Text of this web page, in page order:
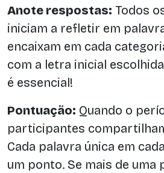
Anote respostas: Todos
iniciam a refletir em
encaixam em cada
com a letra inicial
é essencial!
Pontuação: Quando o
participantes
Cada palavra única em
um ponto. Se mais de uma